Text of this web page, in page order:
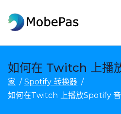
容
MobePas
如何在 Twitch 上播
家
Spotify 转换器
如何在Twitch 上播放Spotify 音